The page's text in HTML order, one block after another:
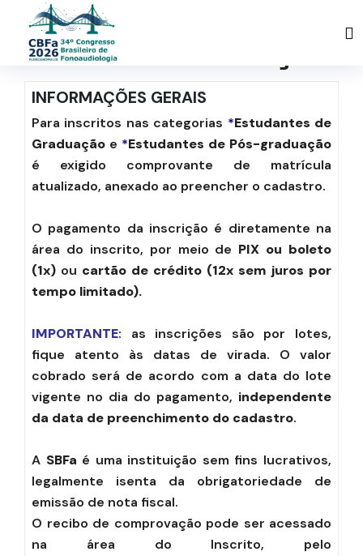
Ficha de inscrição
INFORMAÇÕES GERAIS
Para inscritos nas categorias *Estudantes de
Graduação e *Estudantes de Pós-graduação
é exigido comprovante de matrícula
atualizado, anexado ao preencher o cadastro.
O pagamento da inscrição é diretamente na
área do inscrito, por meio de PIX ou boleto
(1x) ou cartão de crédito (12x sem juros por
tempo limitado).
IMPORTANTE: as inscrições são por lotes,
fique atento às datas de virada. O valor
cobrado será de acordo com a data do lote
vigente no dia do pagamento, independente
da data de preenchimento do cadastro.
A SBFa é uma instituição sem fins lucrativos,
legalmente isenta da obrigatoriedade de
emissão de nota fiscal.
O recibo de comprovação pode ser acessado
na área do Inscrito, pelo